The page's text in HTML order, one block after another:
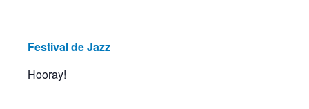
Festival de Jazz
Hooray!